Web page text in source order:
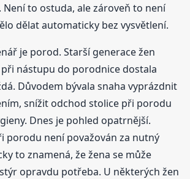
to ostuda, ale zároveň to není
dělat automaticky bez vysvětlení.
je porod. Starší generace žen
při nástupu do porodnice dostala
Důvodem bývala snaha vyprázdnit
snížit odchod stolice při porodu
Dnes je pohled opatrnější.
porodu není považován za nutný
to znamená, že žena se může
opravdu potřeba. U některých žen